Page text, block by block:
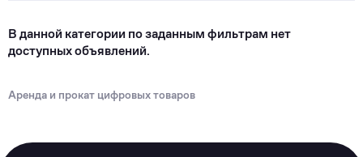
В данной категории по заданным фильтрам нет
доступных объявлений.
Аренда и прокат цифровых товаров